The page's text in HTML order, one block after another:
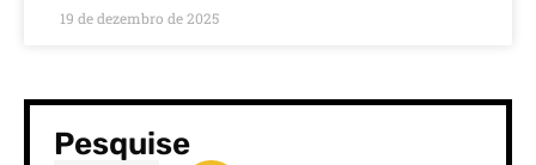
19 de dezembro de 2025
Pesquise